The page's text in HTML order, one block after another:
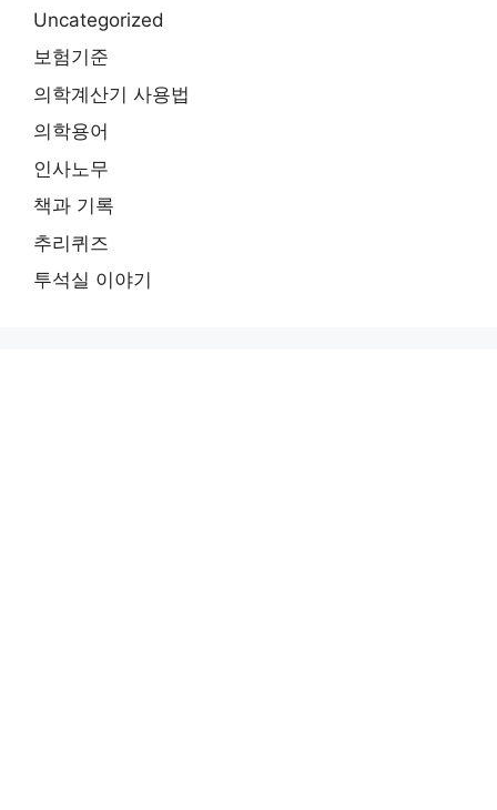
Uncategorized
보험기준
의학계산기 사용법
의학용어
인사노무
책과 기록
추리퀴즈
투석실 이야기